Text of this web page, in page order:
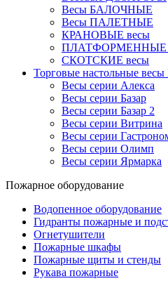
Весы БАЛОЧНЫЕ
Весы ПАЛЕТНЫЕ
КРАНОВЫЕ весы
ПЛАТФОРМЕННЫЕ
СКОТСКИЕ весы
Торговые настольные
Весы серии Алекса
Весы серии Базар
Весы серии Базар 2
Весы серии Витрина
Весы серии
Весы серии Олимп
Весы серии Ярмарка
Пожарное оборудование
Водопенное оборудование
Гидранты пожарные и
Огнетушители
Пожарные шкафы
Пожарные щиты и стенды
Рукава пожарные